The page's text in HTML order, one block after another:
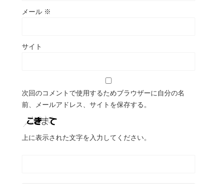
メール ※
サイト
次回のコメントで使用するためブラウザーに自分の名
前、メールアドレス、サイトを保存する。
上に表示された文字を入力してください。